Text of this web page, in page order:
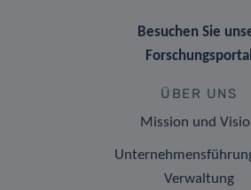
Besuchen Sie
Forschungsportal
ÜBER UNS
Mission und
Verwaltung